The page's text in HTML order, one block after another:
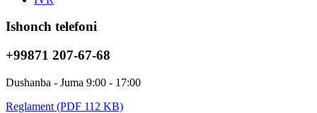
Ishonch telefoni
+99871 207-67-68
Dushanba - Juma 9:00 - 17:00
Reglament (PDF 112 KB)